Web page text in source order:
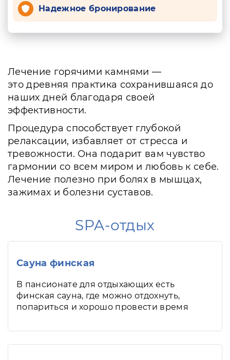
Надежное бронирование
Лечение горячими камнями —
это древняя практика сохранившаяся до
наших дней благодаря своей
эффективности.
Процедура способствует глубокой
релаксации, избавляет от стресса и
тревожности. Она подарит вам чувство
гармонии со всем миром и любовь к себе.
Лечение полезно при болях в мышцах,
зажимах и болезни суставов.
SPA-отдых
Сауна финская
В пансионате для отдыхающих есть
финская сауна, где можно отдохнуть,
попариться и хорошо провести время